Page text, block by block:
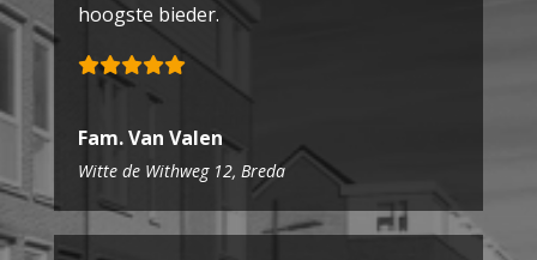
hoogste bieder.
Fam. Van Valen
Witte de Withweg 12, Breda